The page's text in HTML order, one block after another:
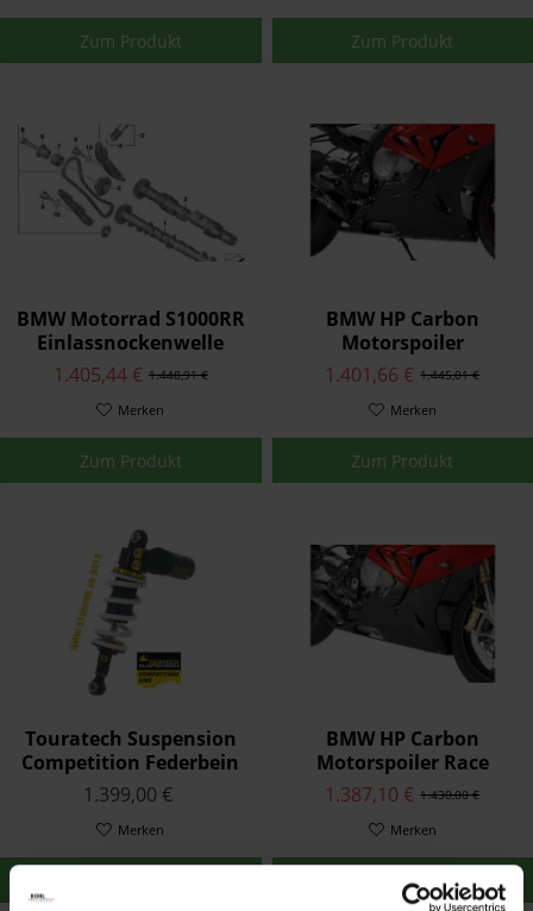
Zum Produkt Zum Produkt
BMW Motorrad S1000RR
Einlassnockenwelle
1.448,91 €
1.405,44 €
Merken
Zum Produkt
BMW HP Carbon
Motorspoiler
1.445,01 €
1.401,66 €
Merken
Zum Produkt
Touratech Suspension
Competition Federbein
für BMW S1000RR ab
2015
1.399,00 €
Merken
BMW HP Carbon
Motorspoiler Race
1.430,00 €
1.387,10 €
Merken
Zum Produkt